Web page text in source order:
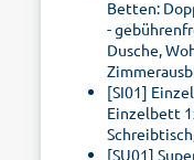
Betten:
-
Dusche,
[SI01]
Einzelbett
[SU01]